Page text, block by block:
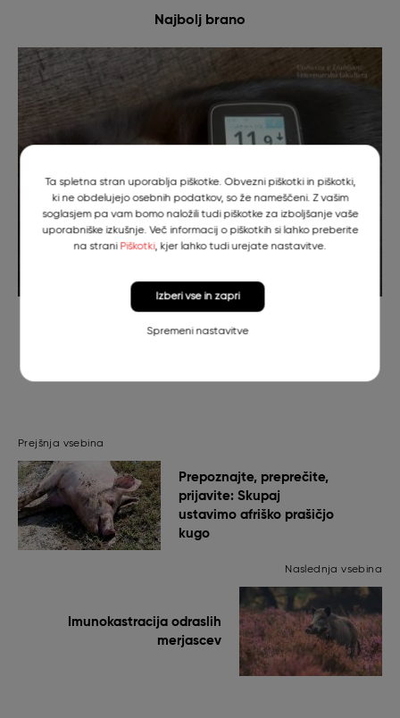
Najbolj brano
Prejšnja vsebina
Prepoznajte, preprečite,
prijavite: Skupaj
ustavimo afriško prašičjo
kugo
Naslednja vsebina
Imunokastracija odraslih
merjascev
Ta spletna stran uporablja piškotke. Obvezni piškotki in piškotki,
ki ne obdelujejo osebnih podatkov, so že nameščeni. Z vašim
soglasjem pa vam bomo naložili tudi piškotke za izboljšanje vaše
uporabniške izkušnje. Več informacij o piškotkih si lahko preberite
na strani Piškotki, kjer lahko tudi urejate nastavitve.
Spremeni nastavitve
Izberi vse in zapri